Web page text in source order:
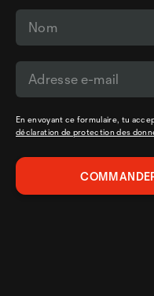
En envoyant ce formulaire, tu
déclaration de protection des